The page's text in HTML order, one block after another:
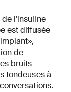
l'insuline
est diffusée
de
bruits
tondeuses à